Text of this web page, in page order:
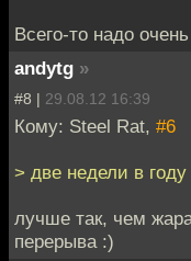
Всего-то надо
andytg »
#8 | 29.08.12 16:39
Кому: Steel Rat, #6
> две недели в
лучше так, чем
перерыва :)